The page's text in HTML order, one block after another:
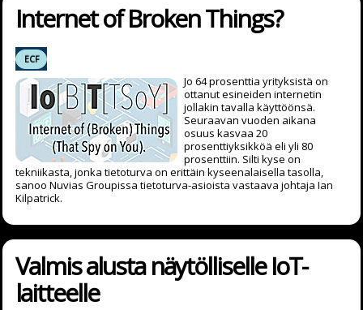
Internet of Broken Things?
ECF
Jo 64 prosenttia yrityksistä on
ottanut esineiden internetin
jollakin tavalla käyttöönsä.
Seuraavan vuoden aikana
osuus kasvaa 20
prosenttiyksikköä eli yli 80
prosenttiin. Silti kyse on
tekniikasta, jonka tietoturva on erittäin kyseenalaisella tasolla,
sanoo Nuvias Groupissa tietoturva-asioista vastaava johtaja Ian
Kilpatrick.
Valmis alusta näytölliselle IoT-
laitteelle